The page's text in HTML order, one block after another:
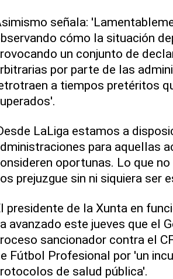
señala:
cómo la situación
un conjunto de
por parte de las
a tiempos pretéritos
LaLiga estamos a
para aquellas
oportunas. Lo que
prejuzgue sin ni siquiera ser
presidente de la Xunta en
avanzado este jueves que el
sancionador contra el
Fútbol Profesional por 'un
de salud pública'.